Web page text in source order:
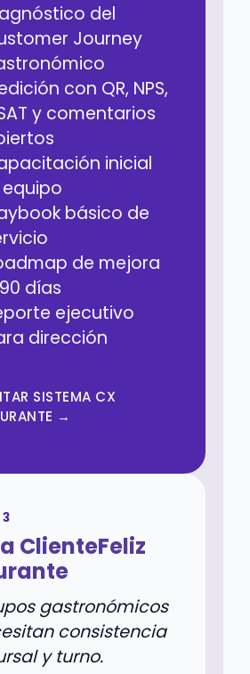
del
Journey
con QR, NPS,
y comentarios
inicial
básico de
de mejora
días
ejecutivo
dirección
SISTEMA CX
→
ClienteFeliz
gastronómicos
consistencia
y turno.